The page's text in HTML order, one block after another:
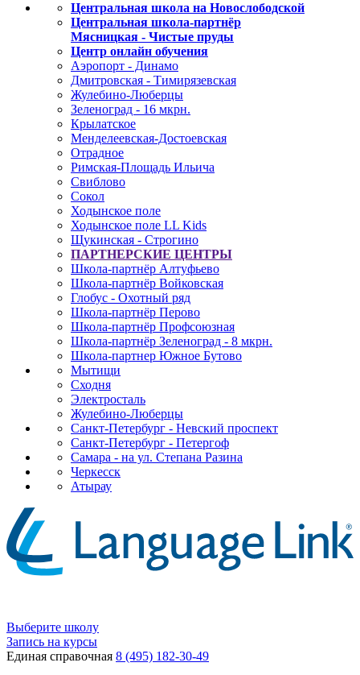
Центральная школа на Новослободской
Центральная школа-партнёр
Мясницкая - Чистые пруды
Центр онлайн обучения
Аэропорт - Динамо
Дмитровская - Тимирязевская
Жулебино-Люберцы
Зеленоград - 16 мкрн.
Крылатское
Менделеевская-Достоевская
Отрадное
Римская-Площадь Ильича
Свиблово
Сокол
Ходынское поле
Ходынское поле LL Kids
Щукинская - Строгино
ПАРТНЕРСКИЕ ЦЕНТРЫ
Школа-партнёр Алтуфьево
Школа-партнёр Войковская
Глобус - Охотный ряд
Школа-партнёр Перово
Школа-партнёр Профсоюзная
Школа-партнёр Зеленоград - 8 мкрн.
Школа-партнер Южное Бутово
Мытищи
Сходня
Электросталь
Жулебино-Люберцы
Санкт-Петербург - Невский проспект
Санкт-Петербург - Петергоф
Самара - на ул. Степана Разина
Черкесск
Атырау
Выберите школу
Запись на курсы
Единая справочная 8 (495) 182-30-49